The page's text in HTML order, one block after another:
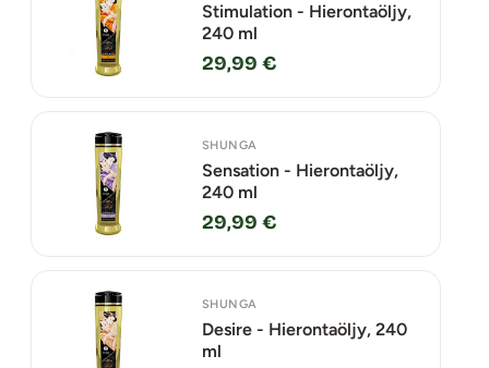
Stimulation - Hierontaöljy,
240 ml
29,99 €
SHUNGA
Sensation - Hierontaöljy,
240 ml
29,99 €
SHUNGA
Desire - Hierontaöljy, 240
ml